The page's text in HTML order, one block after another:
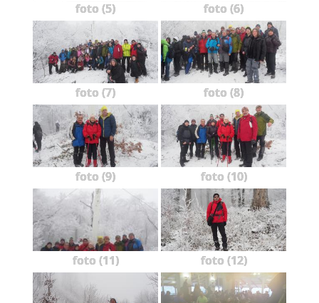
foto (5) foto (6)
foto (7) foto (8)
foto (9) foto (10)
foto (11) foto (12)